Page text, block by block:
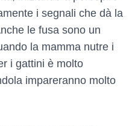
i segnali che dà la
le fusa sono un
la mamma nutre i
i gattini è molto
impareranno molto